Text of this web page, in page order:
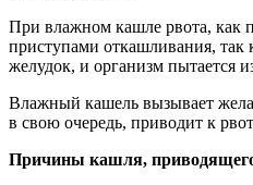
При влажном кашле рвота, как
приступами откашливания, так
желудок, и организм пытается
Влажный кашель вызывает
в свою очередь, приводит к
Причины кашля,